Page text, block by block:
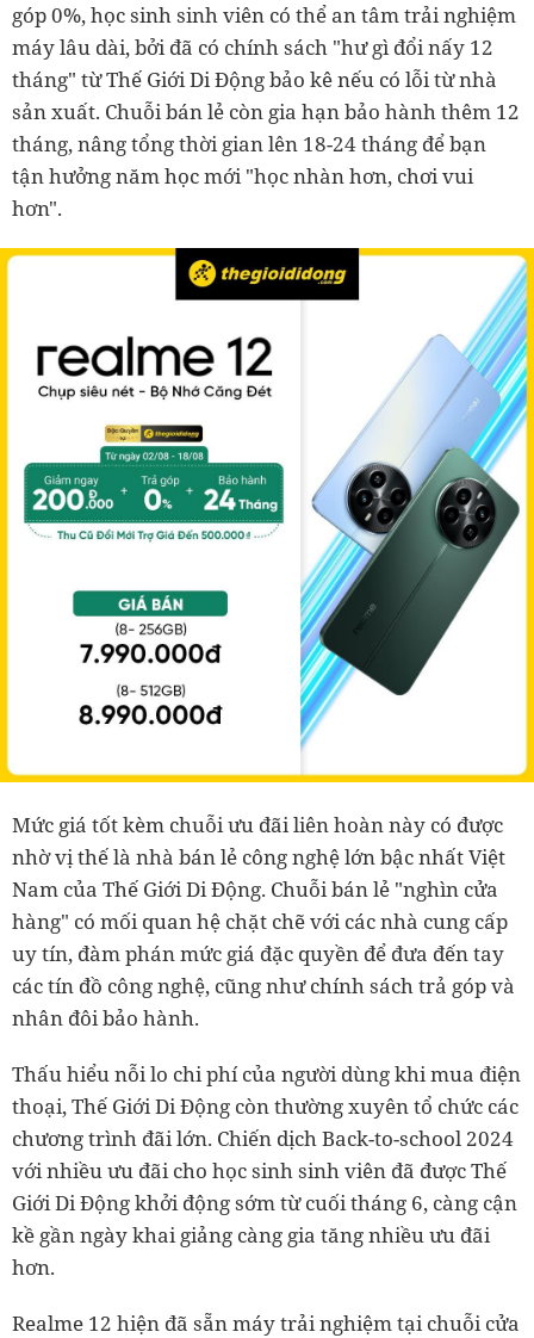
góp 0%, học sinh sinh viên có thể an tâm trải nghiệm
máy lâu dài, bởi đã có chính sách "hư gì đổi nấy 12
tháng" từ Thế Giới Di Động bảo kê nếu có lỗi từ nhà
sản xuất. Chuỗi bán lẻ còn gia hạn bảo hành thêm 12
tháng, nâng tổng thời gian lên 18-24 tháng để bạn
tận hưởng năm học mới "học nhàn hơn, chơi vui
hơn".
Mức giá tốt kèm chuỗi ưu đãi liên hoàn này có được
nhờ vị thế là nhà bán lẻ công nghệ lớn bậc nhất Việt
Nam của Thế Giới Di Động. Chuỗi bán lẻ "nghìn cửa
hàng" có mối quan hệ chặt chẽ với các nhà cung cấp
uy tín, đàm phán mức giá đặc quyền để đưa đến tay
các tín đồ công nghệ, cũng như chính sách trả góp và
nhân đôi bảo hành.
Thấu hiểu nỗi lo chi phí của người dùng khi mua điện
thoại, Thế Giới Di Động còn thường xuyên tổ chức các
chương trình đãi lớn. Chiến dịch Back-to-school 2024
với nhiều ưu đãi cho học sinh sinh viên đã được Thế
Giới Di Động khởi động sớm từ cuối tháng 6, càng cận
kề gần ngày khai giảng càng gia tăng nhiều ưu đãi
hơn.
Realme 12 hiện đã sẵn máy trải nghiệm tại chuỗi cửa